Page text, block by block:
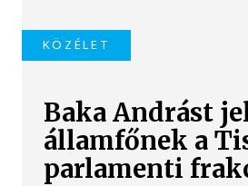
KÖZÉLET
Baka Andrást
államfőnek a
parlamenti